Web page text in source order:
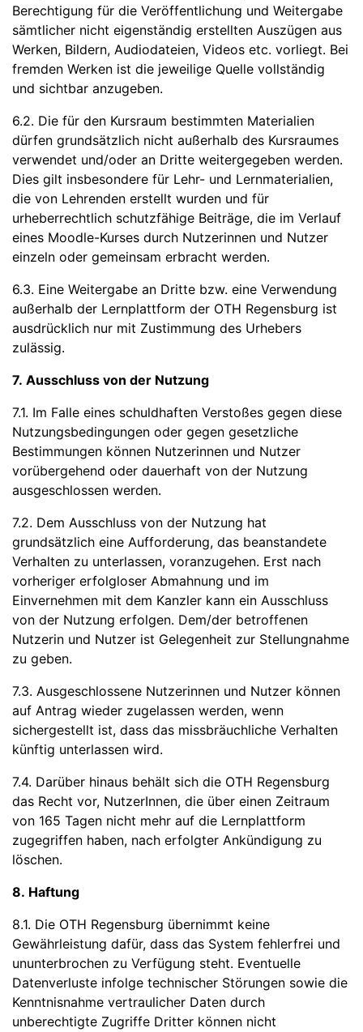
Berechtigung für die Veröffentlichung und Weitergabe
sämtlicher nicht eigenständig erstellten Auszügen aus
Werken, Bildern, Audiodateien, Videos etc. vorliegt. Bei
fremden Werken ist die jeweilige Quelle vollständig
und sichtbar anzugeben.
6.2. Die für den Kursraum bestimmten Materialien
dürfen grundsätzlich nicht außerhalb des Kursraumes
verwendet und/oder an Dritte weitergegeben werden.
Dies gilt insbesondere für Lehr- und Lernmaterialien,
die von Lehrenden erstellt wurden und für
urheberrechtlich schutzfähige Beiträge, die im Verlauf
eines Moodle-Kurses durch Nutzerinnen und Nutzer
einzeln oder gemeinsam erbracht werden.
6.3. Eine Weitergabe an Dritte bzw. eine Verwendung
außerhalb der Lernplattform der OTH Regensburg ist
ausdrücklich nur mit Zustimmung des Urhebers
zulässig.
7. Ausschluss von der Nutzung
7.1. Im Falle eines schuldhaften Verstoßes gegen diese
Nutzungsbedingungen oder gegen gesetzliche
Bestimmungen können Nutzerinnen und Nutzer
vorübergehend oder dauerhaft von der Nutzung
ausgeschlossen werden.
7.2. Dem Ausschluss von der Nutzung hat
grundsätzlich eine Aufforderung, das beanstandete
Verhalten zu unterlassen, voranzugehen. Erst nach
vorheriger erfolgloser Abmahnung und im
Einvernehmen mit dem Kanzler kann ein Ausschluss
von der Nutzung erfolgen. Dem/der betroffenen
Nutzerin und Nutzer ist Gelegenheit zur Stellungnahme
zu geben.
7.3. Ausgeschlossene Nutzerinnen und Nutzer können
auf Antrag wieder zugelassen werden, wenn
sichergestellt ist, dass das missbräuchliche Verhalten
künftig unterlassen wird.
7.4. Darüber hinaus behält sich die OTH Regensburg
das Recht vor, NutzerInnen, die über einen Zeitraum
von 165 Tagen nicht mehr auf die Lernplattform
zugegriffen haben, nach erfolgter Ankündigung zu
löschen.
8. Haftung
8.1. Die OTH Regensburg übernimmt keine
Gewährleistung dafür, dass das System fehlerfrei und
ununterbrochen zu Verfügung steht. Eventuelle
Datenverluste infolge technischer Störungen sowie die
Kenntnisnahme vertraulicher Daten durch
unberechtigte Zugriffe Dritter können nicht